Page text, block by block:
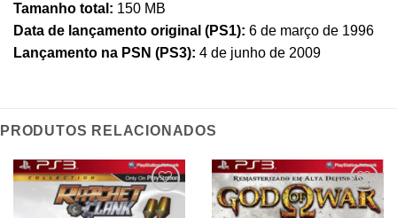
Tamanho total: 150 MB
Data de lançamento original (PS1): 6 de março de 1996
Lançamento na PSN (PS3): 4 de junho de 2009
PRODUTOS RELACIONADOS